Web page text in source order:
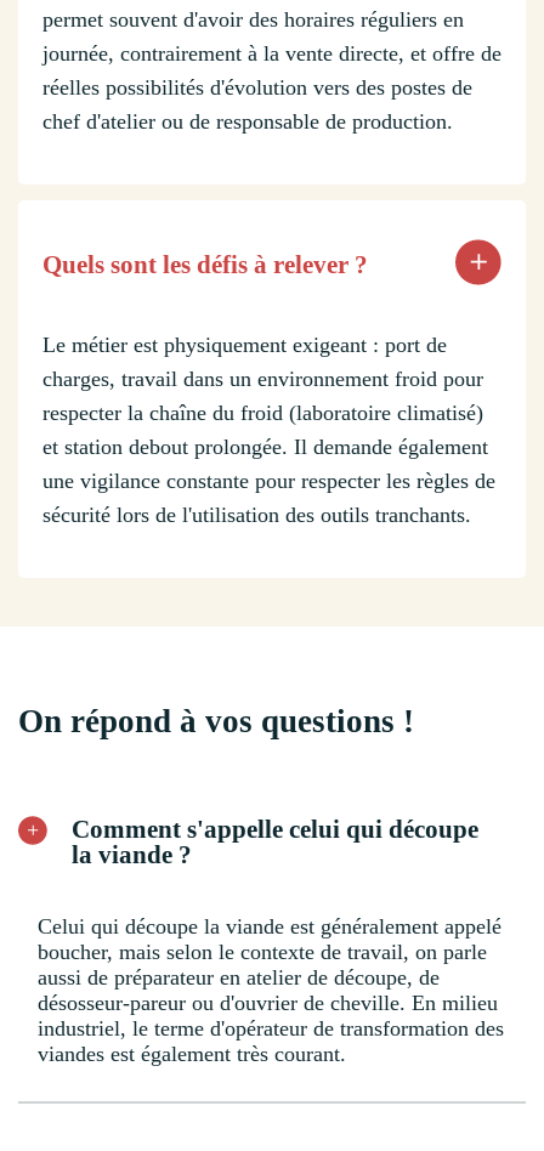
permet souvent d'avoir des horaires réguliers en
journée, contrairement à la vente directe, et offre de
réelles possibilités d'évolution vers des postes de
chef d'atelier ou de responsable de production.
Quels sont les défis à relever ?
Le métier est physiquement exigeant : port de
charges, travail dans un environnement froid pour
respecter la chaîne du froid (laboratoire climatisé)
et station debout prolongée. Il demande également
une vigilance constante pour respecter les règles de
sécurité lors de l'utilisation des outils tranchants.
On répond à vos questions !
Comment s'appelle celui qui découpe
la viande ?
Celui qui découpe la viande est généralement appelé
boucher, mais selon le contexte de travail, on parle
aussi de préparateur en atelier de découpe, de
désosseur-pareur ou d'ouvrier de cheville. En milieu
industriel, le terme d'opérateur de transformation des
viandes est également très courant.